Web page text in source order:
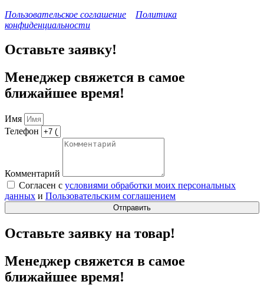
Пользовательское соглашение
Политика
конфиденциальности
Оставьте заявку!
Менеджер свяжется в самое
ближайшее время!
Имя
Телефон
Комментарий
Согласен с условиями обработки моих персональных
данных и Пользовательским соглашением
Отправить
Оставьте заявку на товар!
Менеджер свяжется в самое
ближайшее время!